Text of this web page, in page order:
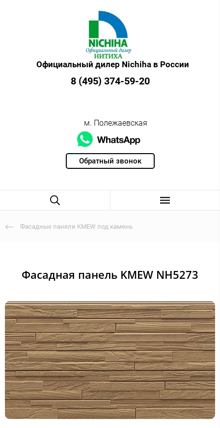
Обратный звонок
Официальный дилер Nichiha в России
8 (495) 374-59-20
м. Полежаевская
Фасадные панели KMEW под камень
Фасадная панель KMEW NH5273